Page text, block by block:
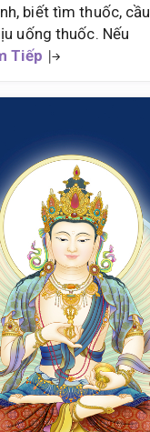
biết tìm thuốc, cầu
uống thuốc. Nếu
Tiếp